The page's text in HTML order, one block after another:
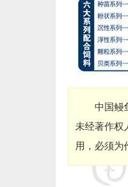
中国鳗
未经著作权
用，必须为